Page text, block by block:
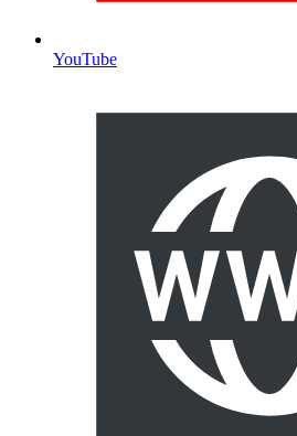
YouTube